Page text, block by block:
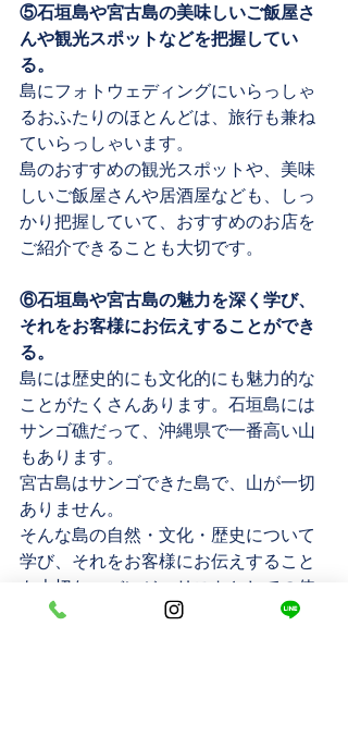
⑤石垣島や宮古島の美味しいご飯屋さ
んや観光スポットなどを把握してい
る。
島にフォトウェディングにいらっしゃ
るおふたりのほとんどは、旅行も兼ね
ていらっしゃいます。
島のおすすめの観光スポットや、美味
しいご飯屋さんや居酒屋なども、しっ
かり把握していて、おすすめのお店を
ご紹介できることも大切です。
⑥石垣島や宮古島の魅力を深く学び、
それをお客様にお伝えすることができ
る。
島には歴史的にも文化的にも魅力的な
ことがたくさんあります。石垣島には
サンゴ礁だって、沖縄県で一番高い山
もあります。
宮古島はサンゴできた島で、山が一切
ありません。
そんな島の自然・文化・歴史について
学び、それをお客様にお伝えすること
も大切なエバンジェリストとしての使
命です。